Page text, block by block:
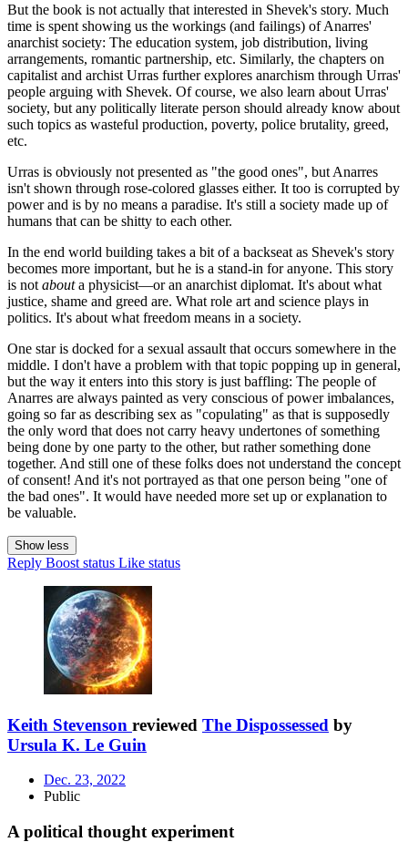
But the book is not actually that interested in Shevek's story. Much
time is spent showing us the workings (and failings) of Anarres'
anarchist society: The education system, job distribution, living
arrangements, romantic partnership, etc. Similarly, the chapters on
capitalist and archist Urras further explores anarchism through Urras'
people arguing with Shevek. Of course, we also learn about Urras'
society, but any politically literate person should already know about
such topics as wasteful production, poverty, police brutality, greed,
etc.
Urras is obviously not presented as "the good ones", but Anarres
isn't shown through rose-colored glasses either. It too is corrupted by
power and is by no means a paradise. It's still a society made up of
humans that can be shitty to each other.
In the end world building takes a bit of a backseat as Shevek's story
becomes more important, but he is a stand-in for anyone. This story
is not abouta physicist—or an anarchist diplomat. It's about what
justice, shame and greed are. What role art and science plays in
politics. It's about what freedom means in a society.
One star is docked for a sexual assault that occurs somewhere in the
middle. I don't have a problem with that topic popping up in general,
but the way it enters into this story is just baffling: The people of
Anarres are always painted as very conscious of power imbalances,
going so far as describing sex as "copulating" as that is supposedly
the only word that does not carry heavy undertones of something
being done by one party to the other, but rather something done
together. And still one of these folks does not understand the concept
of consent! And it's not portrayed as that one person being "one of
the bad ones". It would have needed more set up or explanation to
be valuable.
Show less
Reply Boost status Like status
Keith Stevenson reviewed The Dispossessed by
Ursula K. Le Guin
Dec. 23, 2022
Public
A political thought experiment